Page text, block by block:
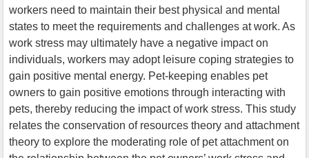
workers need to maintain their best physical and mental
states to meet the requirements and challenges at work. As
work stress may ultimately have a negative impact on
individuals, workers may adopt leisure coping strategies to
gain positive mental energy. Pet-keeping enables pet
owners to gain positive emotions through interacting with
pets, thereby reducing the impact of work stress. This study
relates the conservation of resources theory and attachment
theory to explore the moderating role of pet attachment on